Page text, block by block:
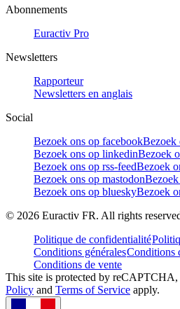
Abonnements
Euractiv Pro
Newsletters
Rapporteur
Newsletters en anglais
Social
Bezoek ons op facebookBezoek
Bezoek ons op linkedinBezoek
Bezoek ons op rss-feedBezoek
Bezoek ons op mastodon
Bezoek ons op blueskyBezoek
© 2026 Euractiv FR. All rights
Politique de confidentialité
Conditions généralesConditions
Conditions de vente
This site is protected by reCAPTCHA,
Policy and Terms of Service apply.